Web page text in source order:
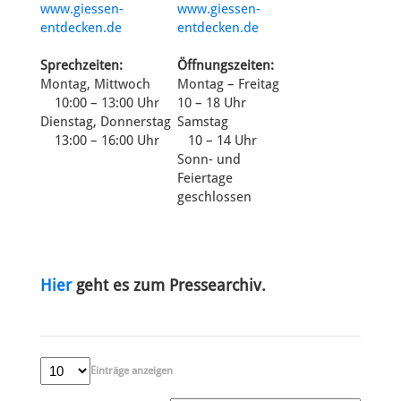
www.giessen-
entdecken.de
www.giessen-
entdecken.de
Sprechzeiten:
Montag, Mittwoch
10:00 – 13:00 Uhr
Dienstag, Donnerstag
13:00 – 16:00 Uhr
Öffnungszeiten:
Montag – Freitag
10 – 18 Uhr
Samstag
10 – 14 Uhr
Sonn- und
Feiertage
geschlossen
Hiergeht es zum Pressearchiv.
Einträge anzeigen